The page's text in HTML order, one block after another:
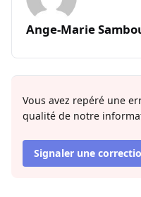
Ange-Marie
Vous avez repéré une
qualité de notre
Signaler une